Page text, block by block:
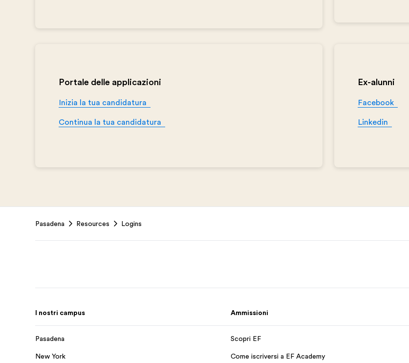
Portale delle applicazioni
Inizia la tua candidatura
Continua la tua candidatura
Ex-alunni
Facebook
Linkedin
Pasadena Resources Logins
I nostri campus
Pasadena
New York
Ammissioni
Scopri EF
Come iscriversi a EF Academy